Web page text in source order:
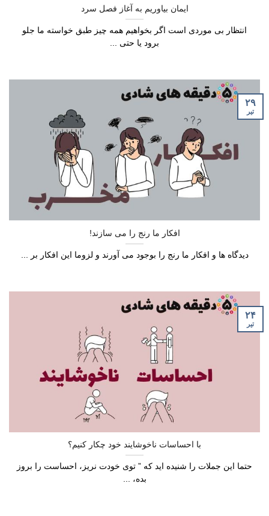
ایمان بیاوریم به آغاز فصل سرد
انتظار بی موردی است اگر بخواهیم همه چیز طبق خواسته ما جلو
برود یا حتی ...
افکار ما رنج را می سازند!
دیدگاه ها و افکار ما رنج را بوجود می آورند و لزوما این افکار بر ...
۲۹
تیر
با احساسات ناخوشایند خود چکار کنیم؟
حتما این جملات را شنیده اید که ” توی خودت نریز، احساست را بروز
بده، ...
۲۴
تیر